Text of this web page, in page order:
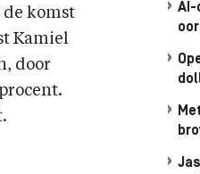
de komst
Kamiel
door
AI-